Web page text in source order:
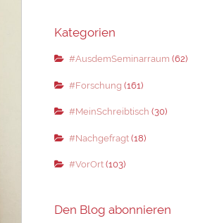
Kategorien
#AusdemSeminarraum (62)
#Forschung (161)
#MeinSchreibtisch (30)
#Nachgefragt(18)
#VorOrt(103)
Den Blog abonnieren